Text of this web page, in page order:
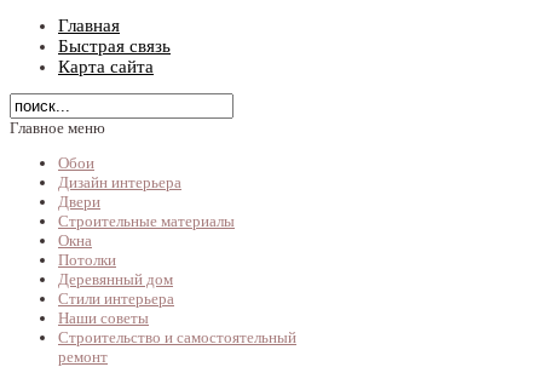
Главная
Быстрая связь
Карта сайта
Главное меню
Обои
Дизайн интерьера
Двери
Строительные материалы
Окна
Потолки
Деревянный дом
Стили интерьера
Наши советы
Строительство и самостоятельный
ремонт